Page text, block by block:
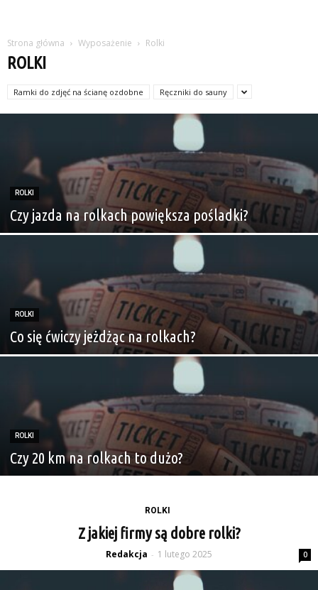
Strona główna Wyposażenie Rolki
ROLKI
Ramki do zdjęć na ścianę ozdobne Ręczniki do sauny
ROLKI
Czy jazda na rolkach powiększa pośladki?
ROLKI
Co się ćwiczy jeżdżąc na rolkach?
ROLKI
Czy 20 km na rolkach to dużo?
ROLKI
Z jakiej firmy są dobre rolki?
Redakcja - 1 lutego 2025 0